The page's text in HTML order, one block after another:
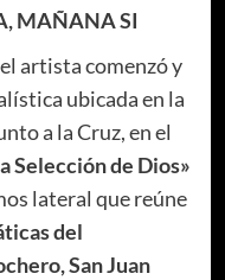
MAÑANA SI
artista comenzó y
ubicada en la
a la Cruz, en el
Selección de Dios»
lateral que reúne
del
San Juan